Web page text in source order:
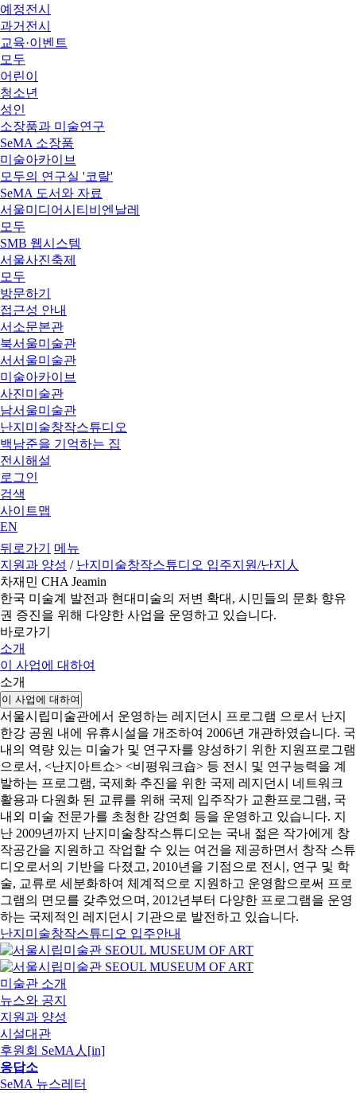
예정전시
과거전시
교육·이벤트
모두
어린이
청소년
성인
소장품과 미술연구
SeMA 소장품
미술아카이브
모두의 연구실 '코랄'
SeMA 도서와 자료
서울미디어시티비엔날레
모두
SMB 웹시스템
서울사진축제
모두
방문하기
접근성 안내
서소문본관
북서울미술관
서서울미술관
미술아카이브
사진미술관
남서울미술관
난지미술창작스튜디오
백남준을 기억하는 집
전시해설
로그인
검색
사이트맵
EN
뒤로가기
메뉴
지원과 양성 / 난지미술창작스튜디오 입주지원/난지人
차재민 CHA Jeamin
한국 미술계 발전과 현대미술의 저변 확대, 시민들의 문화 향유
권 증진을 위해 다양한 사업을 운영하고 있습니다.
바로가기
소개
이 사업에 대하여
소개
이 사업에 대하여
서울시립미술관에서 운영하는 레지던시 프로그램 으로서 난지
한강 공원 내에 유휴시설을 개조하여 2006년 개관하였습니다. 국
내의 역량 있는 미술가 및 연구자를 양성하기 위한 지원프로그램
으로서, <난지아트쇼> <비평워크숍> 등 전시 및 연구능력을 계
발하는 프로그램, 국제화 추진을 위한 국제 레지던시 네트워크
활용과 다원화 된 교류를 위해 국제 입주작가 교환프로그램, 국
내외 미술 전문가를 초청한 강연회 등을 운영하고 있습니다. 지
난 2009년까지 난지미술창작스튜디오는 국내 젊은 작가에게 창
작공간을 지원하고 작업할 수 있는 여건을 제공하면서 창작 스튜
디오로서의 기반을 다졌고, 2010년을 기점으로 전시, 연구 및 학
술, 교류로 세분화하여 체계적으로 지원하고 운영함으로써 프로
그램의 면모를 갖추었으며, 2012년부터 다양한 프로그램을 운영
하는 국제적인 레지던시 기관으로 발전하고 있습니다.
난지미술창작스튜디오 입주안내
미술관 소개
뉴스와 공지
지원과 양성
시설대관
후원회 SeMA人[in]
응답소
SeMA 뉴스레터